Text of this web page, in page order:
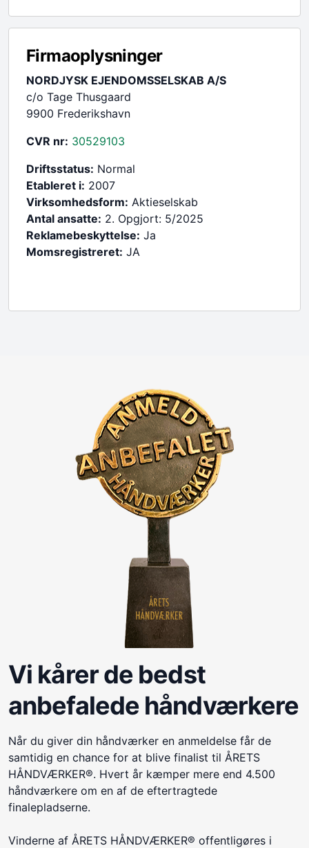
Firmaoplysninger
NORDJYSK EJENDOMSSELSKAB A/S
c/o Tage Thusgaard
9900 Frederikshavn
CVR nr: 30529103
Driftsstatus: Normal
Etableret i: 2007
Virksomhedsform: Aktieselskab
Antal ansatte: 2. Opgjort: 5/2025
Reklamebeskyttelse: Ja
Momsregistreret: JA
Vi kårer de bedst
anbefalede håndværkere
Når du giver din håndværker en anmeldelse får de
samtidig en chance for at blive finalist til ÅRETS
HÅNDVÆRKER®. Hvert år kæmper mere end 4.500
håndværkere om en af de eftertragtede
finalepladserne.
Vinderne af ÅRETS HÅNDVÆRKER® offentligøres i